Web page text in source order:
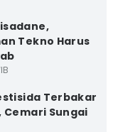
Tekno Harus
Terbakar
Cemari Sungai